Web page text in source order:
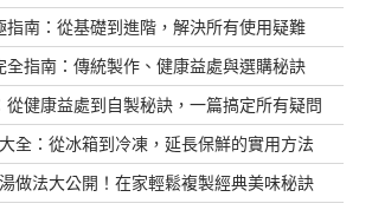
指南：從基礎到進階，解決所有使用疑難
全指南：傳統製作、健康益處與選購秘訣
從健康益處到自製秘訣，一篇搞定所有疑問
全：從冰箱到冷凍，延長保鮮的實用方法
做法大公開！在家輕鬆複製經典美味秘訣